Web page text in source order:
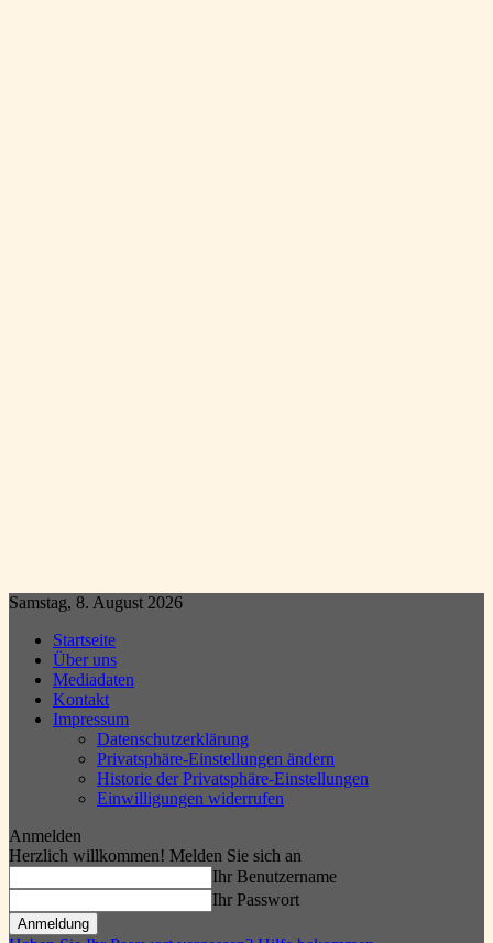
Samstag, 8. August 2026
Startseite
Über uns
Mediadaten
Kontakt
Impressum
Datenschutzerklärung
Privatsphäre-Einstellungen ändern
Historie der Privatsphäre-Einstellungen
Einwilligungen widerrufen
Anmelden
Herzlich willkommen! Melden Sie sich an
Ihr Benutzername
Ihr Passwort